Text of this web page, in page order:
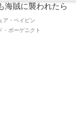
海賊に襲われたら
ア・ペイビン
・ボーゲニクト